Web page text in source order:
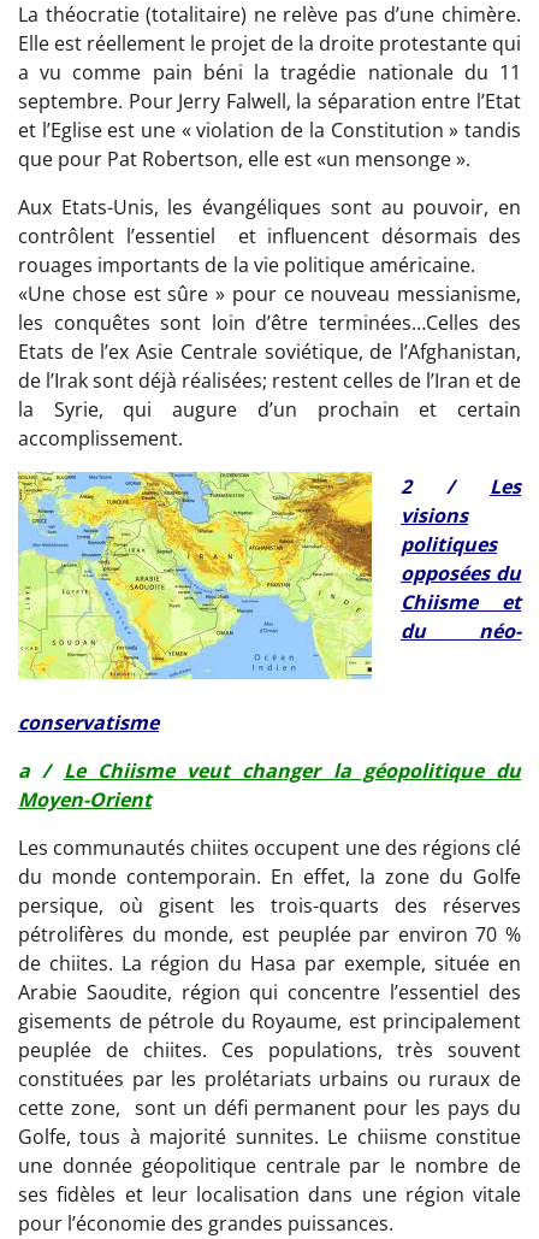
La théocratie (totalitaire) ne relève pas d’une chimère.
Elle est réellement le projet de la droite protestante qui
a vu comme pain béni la tragédie nationale du 11
septembre. Pour Jerry Falwell, la séparation entre l’Etat
et l’Eglise est une « violation de la Constitution » tandis
que pour Pat Robertson, elle est «un mensonge ».
Aux Etats-Unis, les évangéliques sont au pouvoir, en
contrôlent l’essentiel et influencent désormais des
rouages importants de la vie politique américaine.
«Une chose est sûre » pour ce nouveau messianisme,
les conquêtes sont loin d’être terminées…Celles des
Etats de l’ex Asie Centrale soviétique, de l’Afghanistan,
de l’Irak sont déjà réalisées; restent celles de l’Iran et de
la Syrie, qui augure d’un prochain et certain
accomplissement.
2 / Les
visions
politiques
opposées du
Chiisme et
du néo-
conservatisme
a / Le Chiisme veut changer la géopolitique du
Moyen-Orient
Les communautés chiites occupent une des régions clé
du monde contemporain. En effet, la zone du Golfe
persique, où gisent les trois-quarts des réserves
pétrolifères du monde, est peuplée par environ 70 %
de chiites. La région du Hasa par exemple, située en
Arabie Saoudite, région qui concentre l’essentiel des
gisements de pétrole du Royaume, est principalement
peuplée de chiites. Ces populations, très souvent
constituées par les prolétariats urbains ou ruraux de
cette zone, sont un défi permanent pour les pays du
Golfe, tous à majorité sunnites. Le chiisme constitue
une donnée géopolitique centrale par le nombre de
ses fidèles et leur localisation dans une région vitale
pour l’économie des grandes puissances.